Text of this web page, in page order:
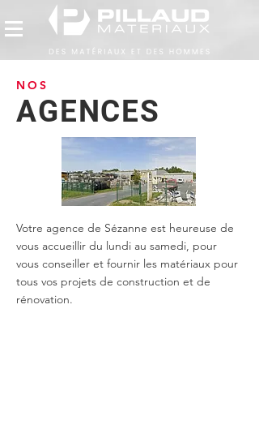
NOS
AGENCES
Votre agence de Sézanne est heureuse de
vous accueillir du lundi au samedi, pour
vous conseiller et fournir les matériaux pour
tous vos projets de construction et de
rénovation.